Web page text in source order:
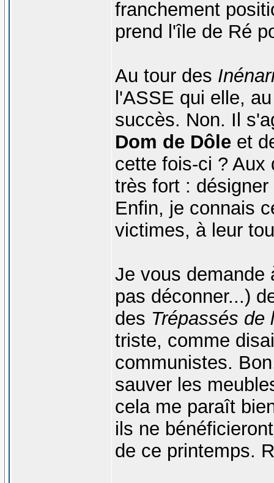
franchement
prend l'île de Ré
Au tour des
l'ASSE qui elle,
succès. Non. Il
Dom de Dôleet
cette fois-ci ? Aux
très fort :
Enfin, je connais
victimes, à leur
Je vous
pas déconner...)
des Trépassés de
triste, comme
communistes.
sauver les
cela me paraît
ils ne
de ce printemps.